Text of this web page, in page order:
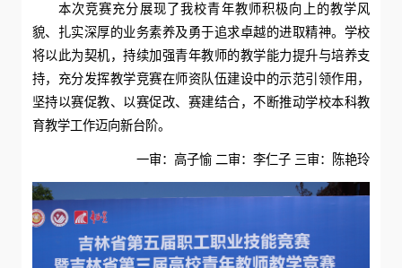
本次竞赛充分展现了我校青年教师积极向上的教学风
貌、扎实深厚的业务素养及勇于追求卓越的进取精神。学校
将以此为契机，持续加强青年教师的教学能力提升与培养支
持，充分发挥教学竞赛在师资队伍建设中的示范引领作用，
坚持以赛促教、以赛促改、赛建结合，不断推动学校本科教
育教学工作迈向新台阶。
一审：高子愉 二审：李仁子 三审：陈艳玲